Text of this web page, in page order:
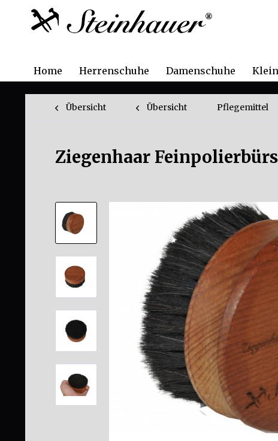
Home Herrenschuhe Damenschuhe
Übersicht Übersicht Pflegemittel
Ziegenhaar